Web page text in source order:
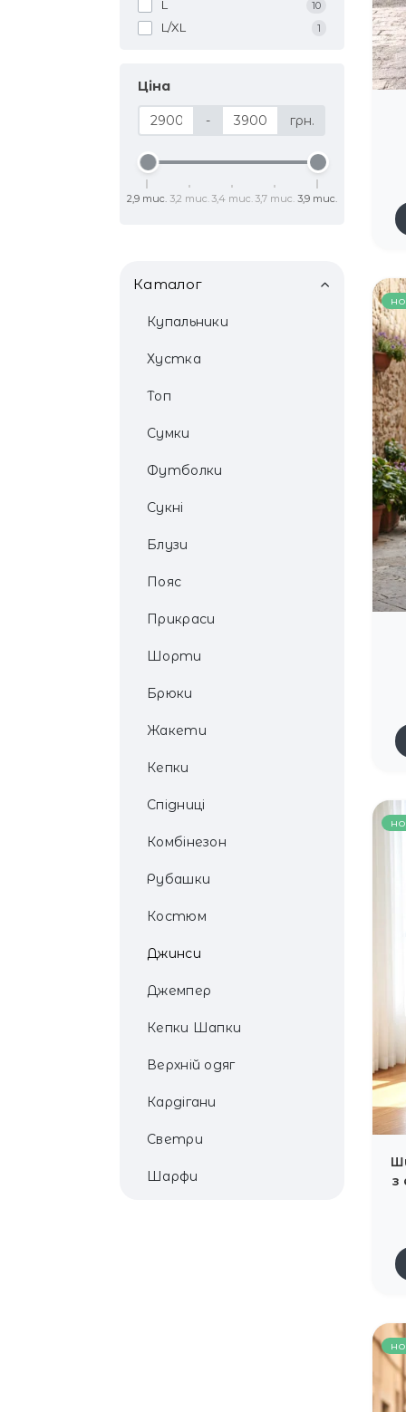
L 10
L/XL 1
Ціна
- грн.
2,9 тис. 3,2 тис. 3,4 тис. 3,7 тис. 3,9 тис.
Каталог
Купальники
Хустка
Топ
Сумки
Футболки
Сукні
Блузи
Пояс
Прикраси
Шорти
Брюки
Жакети
Кепки
Спідниці
Комбінезон
Рубашки
Костюм
Джинси
Джемпер
Кепки Шапки
Верхній одяг
Кардігани
Светри
Шарфи
з